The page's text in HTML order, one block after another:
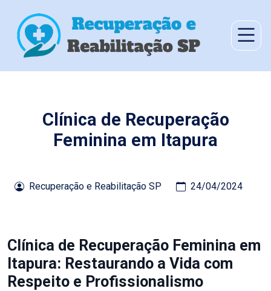
Clínica de Recuperação
Feminina em Itapura
Recuperação e Reabilitação SP 24/04/2024
Clínica de Recuperação Feminina em
Itapura: Restaurando a Vida com
Respeito e Profissionalismo